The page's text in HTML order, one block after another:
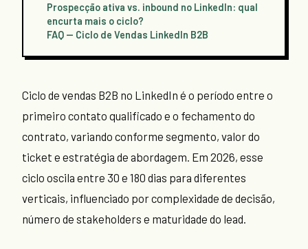
Prospecção ativa vs. inbound no LinkedIn: qual
encurta mais o ciclo?
FAQ — Ciclo de Vendas LinkedIn B2B
Ciclo de vendas B2B no LinkedIn é o período entre o
primeiro contato qualificado e o fechamento do
contrato, variando conforme segmento, valor do
ticket e estratégia de abordagem. Em 2026, esse
ciclo oscila entre 30 e 180 dias para diferentes
verticais, influenciado por complexidade de decisão,
número de stakeholders e maturidade do lead.